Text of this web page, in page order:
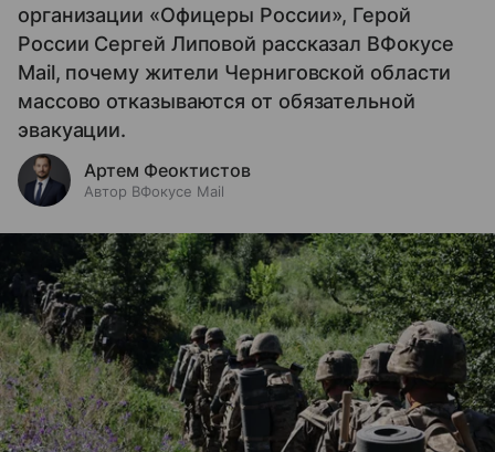
организации «Офицеры России», Герой
России Сергей Липовой рассказал ВФокусе
Mail, почему жители Черниговской области
массово отказываются от обязательной
эвакуации.
Артем Феоктистов
Автор ВФокусе Mail